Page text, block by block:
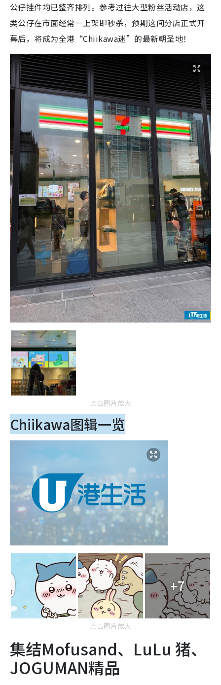
公仔挂件均已整齐排列。参考过往大型粉丝活动店，这
类公仔在市面经常一上架即秒杀，预期这间分店正式开
幕后，将成为全港“Chiikawa迷”的最新朝圣地！
点击图片放大
Chiikawa图辑一览
+7
点击图片放大
集结Mofusand、LuLu 猪、
JOGUMAN精品